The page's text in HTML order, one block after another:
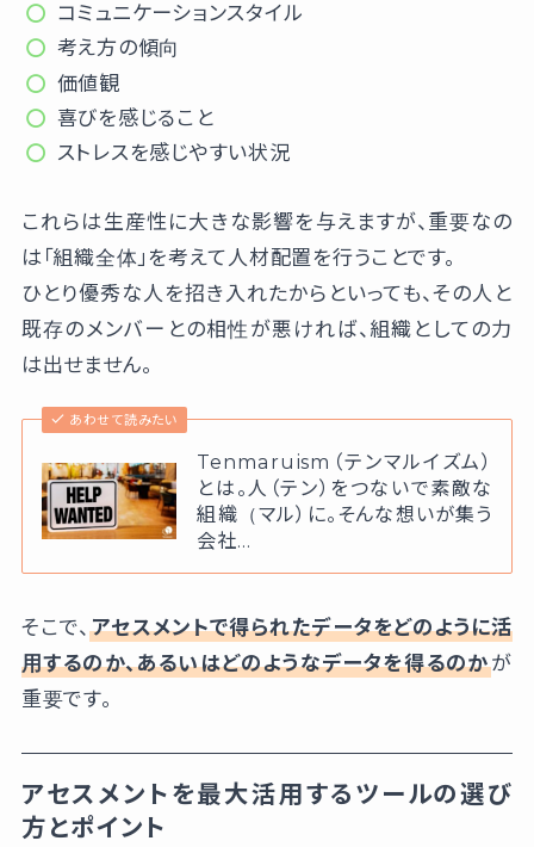
コミュニケーションスタイル
考え方の傾向
価値観
喜びを感じること
ストレスを感じやすい状況
これらは生産性に大きな影響を与えますが、重要なの
は「組織全体」を考えて人材配置を行うことです。
ひとり優秀な人を招き入れたからといっても、その人と
既存のメンバーとの相性が悪ければ、組織としての力
は出せません。
あわせて読みたい
Tenmaruism（テンマルイズム）
とは。人（テン）をつないで素敵な
組織（マル）に。そんな想いが集う
会社…
そこで、アセスメントで得られたデータをどのように活
用するのか、あるいはどのようなデータを得るのかが
重要です。
アセスメントを最大活用するツールの選び
方とポイント